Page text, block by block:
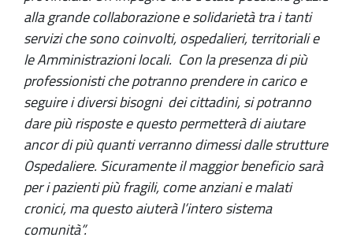
alla grande collaborazione e solidarietà tra i tanti
servizi che sono coinvolti, ospedalieri, territoriali e
le Amministrazioni locali. Con la presenza di più
professionisti che potranno prendere in carico e
seguire i diversi bisogni dei cittadini, si potranno
dare più risposte e questo permetterà di aiutare
ancor di più quanti verranno dimessi dalle strutture
Ospedaliere. Sicuramente il maggior beneficio sarà
per i pazienti più fragili, come anziani e malati
cronici, ma questo aiuterà l’intero sistema
comunità”.